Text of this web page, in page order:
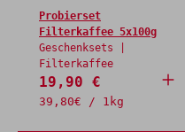
Probierset
Filterkaffee 5x100g
Geschenksets |
Filterkaffee
19,90 €
39,80€ / 1kg